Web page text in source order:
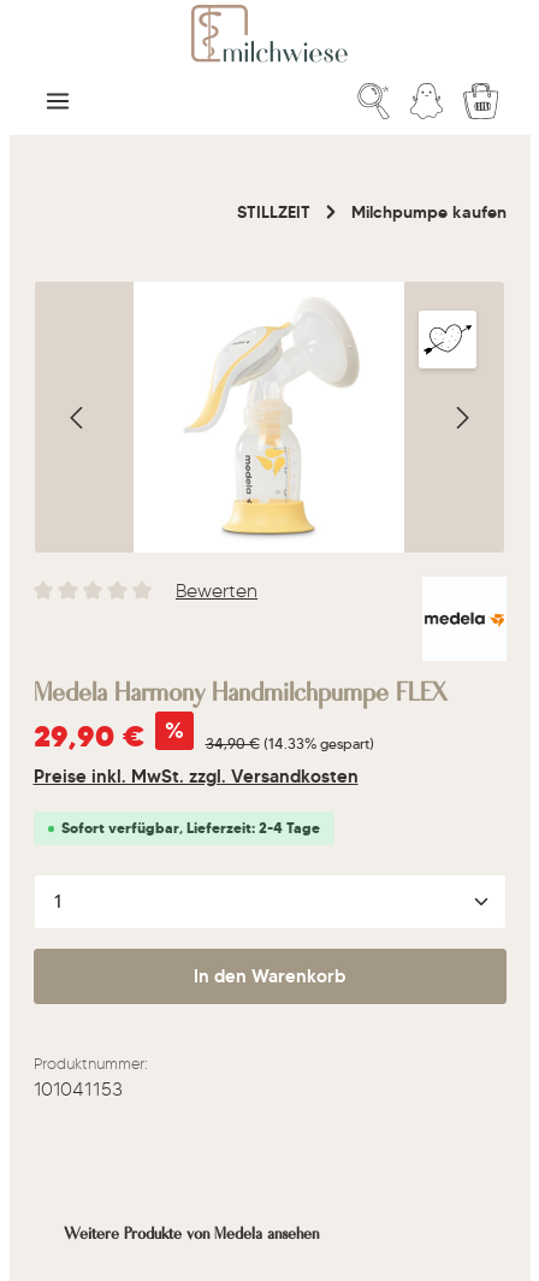
Zum Hauptinhalt springen
STILLZEIT Milchpumpe kaufen
Durchschnittliche Bewertung von 0 von 5 Sternen
Bewerten
Medela Harmony Handmilchpumpe FLEX
Verkaufspreis:
29,90 € % Regulärer Preis:
34,90 € (14.33% gespart)
Preise inkl. MwSt. zzgl. Versandkosten
Sofort verfügbar, Lieferzeit: 2-4 Tage
Produkt Anzahl: Gib den gewünschten Wert ein
In den Warenkorb
Produktnummer:
101041153
Produktgalerie überspringen
Weitere Produkte von Medela ansehen